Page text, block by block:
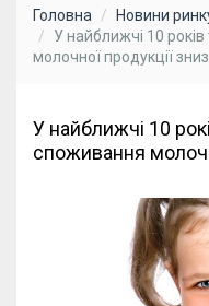
Головна
Новини
У найближчі 10
молочної продукції
У найближчі 10
споживання